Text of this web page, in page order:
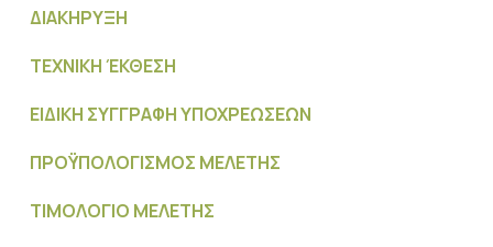
ΔΙΑΚΗΡΥΞΗ
ΤΕΧΝΙΚΗ ΈΚΘΕΣΗ
ΕΙΔΙΚΗ ΣΥΓΓΡΑΦΗ ΥΠΟΧΡΕΩΣΕΩΝ
ΠΡΟΫΠΟΛΟΓΙΣΜΟΣ MΕΛΕΤΗΣ
ΤΙΜΟΛΟΓΙΟ ΜΕΛΕΤΗΣ